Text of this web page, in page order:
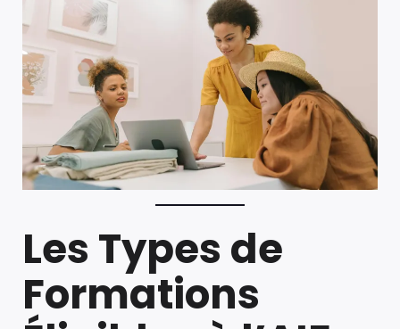
Les Types de
Formations